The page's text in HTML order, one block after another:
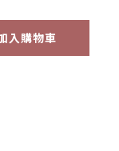
入購物車